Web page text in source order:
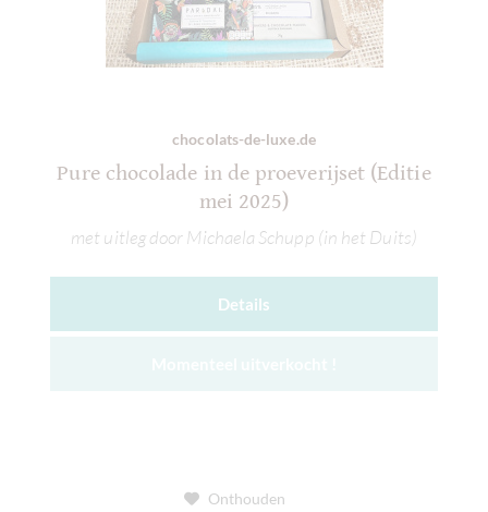
chocolats-de-luxe.de
Pure chocolade in de proeverijset (Editie
mei 2025)
met uitleg door Michaela Schupp (in het Duits)
Details
Onthouden